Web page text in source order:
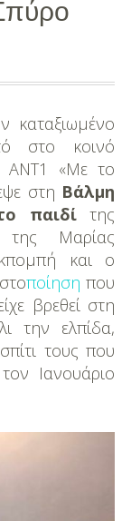
καταξιωμένο
στο κοινό
ΑΝΤ1 «Με το
στη Βάλμη
παιδίτης
της Μαρίας
και ο
ποίηση που
βρεθεί στη
την ελπίδα,
τους που
τον Ιανουάριο